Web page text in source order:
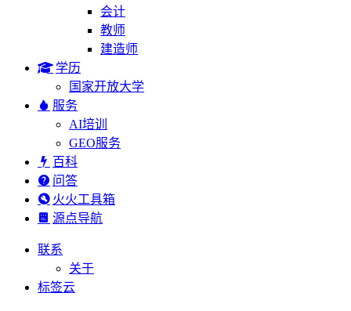
会计
教师
建造师
学历
国家开放大学
服务
AI培训
GEO服务
百科
问答
火火工具箱
源点导航
联系
关于
标签云